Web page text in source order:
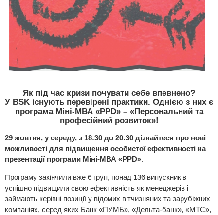
Як під час кризи почувати себе впевнено?
У BSK існують перевірені практики. Однією з них є
програма Міні-МВА «PPD» – «Персональний та
професійний розвиток»!
29 жовтня, у середу, з 18:30 до 20:30 дізнайтеся про нові
можливості для підвищення особистої ефективності на
презентації програми Міні-МВА «PPD».
Програму закінчили вже 6 груп, понад 136 випускників
успішно підвищили свою ефективність як менеджерів і
займають керівні позиції у відомих вітчизняних та зарубіжних
компаніях, серед яких Банк «ПУМБ», «Дельта-банк», «МТС»,